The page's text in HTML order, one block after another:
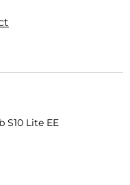
S10 Lite EE